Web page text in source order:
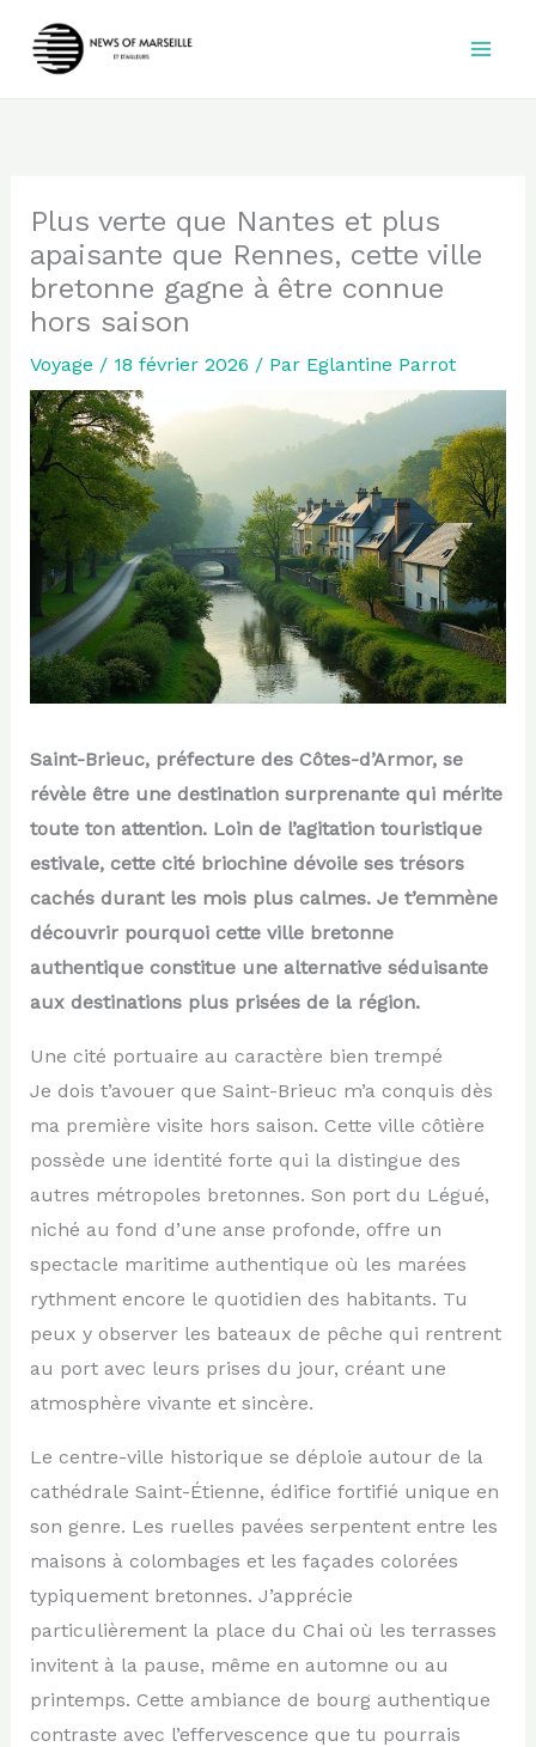
Plus verte que Nantes et plus
apaisante que Rennes, cette ville
bretonne gagne à être connue
hors saison
Voyage / 18 février 2026 / Par Eglantine Parrot
Saint-Brieuc, préfecture des Côtes-d’Armor, se
révèle être une destination surprenante qui mérite
toute ton attention. Loin de l’agitation touristique
estivale, cette cité briochine dévoile ses trésors
cachés durant les mois plus calmes. Je t’emmène
découvrir pourquoi cette ville bretonne
authentique constitue une alternative séduisante
aux destinations plus prisées de la région.
Une cité portuaire au caractère bien trempé
Je dois t’avouer que Saint-Brieuc m’a conquis dès
ma première visite hors saison. Cette ville côtière
possède une identité forte qui la distingue des
autres métropoles bretonnes. Son port du Légué,
niché au fond d’une anse profonde, offre un
spectacle maritime authentique où les marées
rythment encore le quotidien des habitants. Tu
peux y observer les bateaux de pêche qui rentrent
au port avec leurs prises du jour, créant une
atmosphère vivante et sincère.
Le centre-ville historique se déploie autour de la
cathédrale Saint-Étienne, édifice fortifié unique en
son genre. Les ruelles pavées serpentent entre les
maisons à colombages et les façades colorées
typiquement bretonnes. J’apprécie
particulièrement la place du Chai où les terrasses
invitent à la pause, même en automne ou au
printemps. Cette ambiance de bourg authentique
contraste avec l’effervescence que tu pourrais